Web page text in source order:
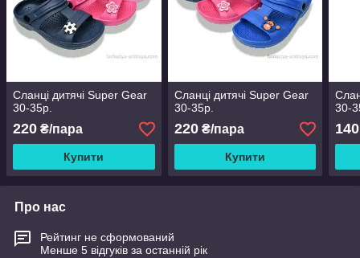
Сланці дитячі Super Gear
30-35р.
220 ₴/пара
Купити
Сланці дитячі Super Gear
30-35р.
220₴/пара
Купити
30-
140
Про нас
Рейтинг не сформований
Менше 5 відгуків за останній рік